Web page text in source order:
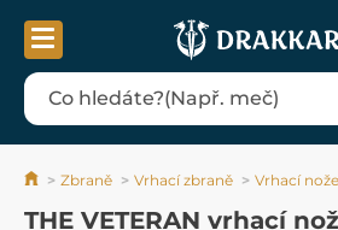
Zbraně Vrhací zbraně Vrhací nože
THE VETERAN vrhací